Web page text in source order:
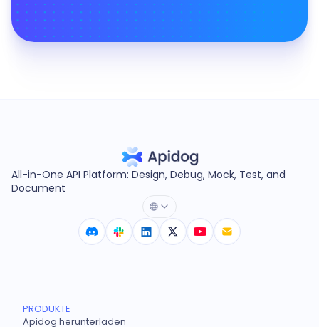
All-in-One API Platform: Design, Debug, Mock, Test, and
Document
PRODUKTE
Apidog herunterladen